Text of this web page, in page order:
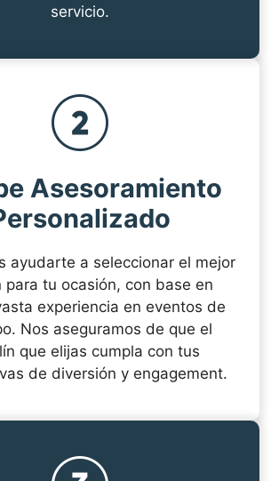
servicio.
Asesoramiento
ayudarte a seleccionar el mejor
para tu ocasión, con base en
experiencia en eventos de
Nos aseguramos de que el
que elijas cumpla con tus
de diversión y engagement.